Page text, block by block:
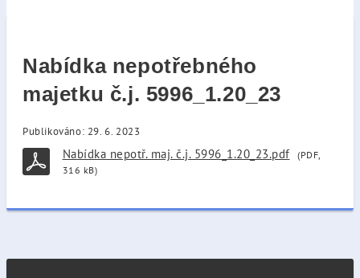
Nabídka nepotřebného
majetku č.j. 5996_1.20_23
Publikováno: 29. 6. 2023
Nabídka nepotř. maj. č.j. 5996_1.20_23.pdf
(PDF,
316 kB)